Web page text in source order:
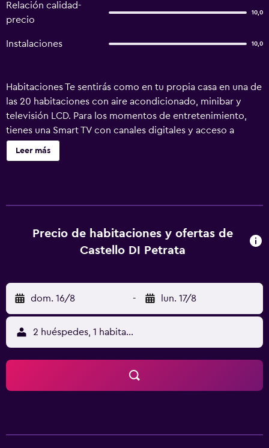
Relación calidad-
precio
10,0
Instalaciones 10,0
Habitaciones Te sentirás como en tu propia casa en una de
las 20 habitaciones con aire acondicionado, minibar y
televisión LCD. Para los momentos de entretenimiento,
tienes una Smart TV con canales digitales y acceso a
internet por cable y wifi gratis. El baño privado con
bañera con ducha dispone de artículos de tocador
tratamientos faciales. Aprovecha las instalaciones
recreativas, que incluyen un gimnasio, una piscina al aire
y servicio de guardería con cargo. Recorre rápida y
cómodamente los principales sitios de interés de la zona
gracias al servicio de traslado (con cargo). Serivicos de
negocios y otros Tendrás acceso a internet por cable
gratis, centro de negocios y check-in exprés a tu
disposición. Se ofrece traslado al aeropuerto (ida y vuelta)
con cargo disponible previa solicitud. Ubicación del
establecimiento Al reservar tu estadía en Castello di
Hospédate en esta casa rural para familias y estarás a 6,5
Leer más
Precio de habitaciones y ofertas de
Castello DI Petrata
dom. 16/8 - lun. 17/8
2 huéspedes, 1 habitación